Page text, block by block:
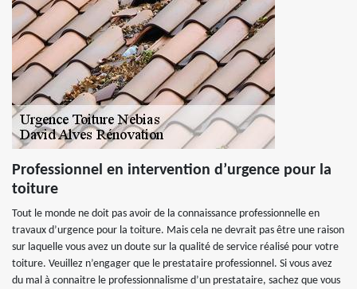
Professionnel en intervention d’urgence pour la
toiture
Tout le monde ne doit pas avoir de la connaissance professionnelle en
travaux d’urgence pour la toiture. Mais cela ne devrait pas être une raison
sur laquelle vous avez un doute sur la qualité de service réalisé pour votre
toiture. Veuillez n’engager que le prestataire professionnel. Si vous avez
du mal à connaitre le professionnalisme d’un prestataire, sachez que vous